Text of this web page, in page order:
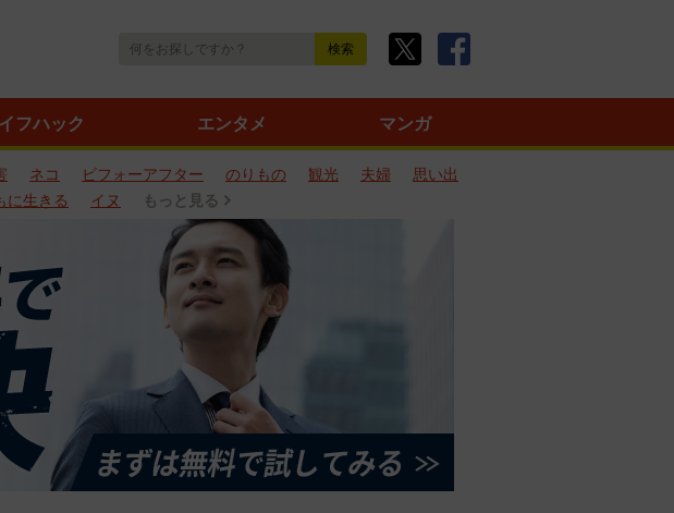
フハック エンタメ マンガ
ネコ ビフォーアフター のりもの 観光 夫婦
思い出
に生きる イヌ もっと見る